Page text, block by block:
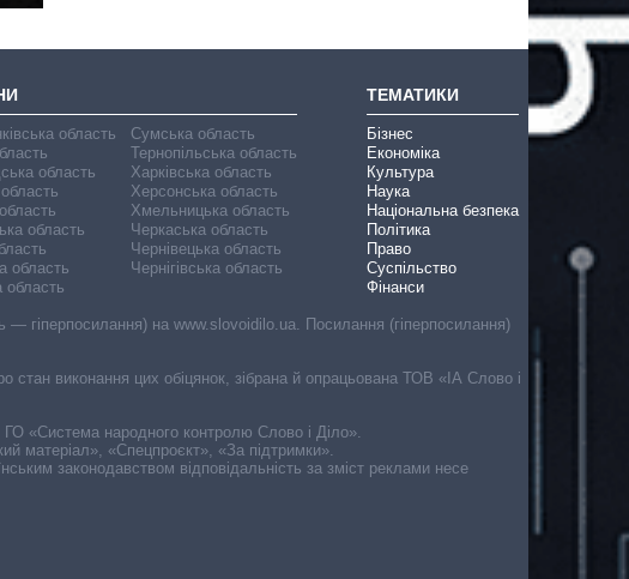
область
область
область
область
область
Сумська область
Тернопільська область
Харківська область
Херсонська область
Хмельницька область
Черкаська область
Чернівецька область
Чернігівська область
ТЕМАТИКИ
Бізнес
Економіка
Культура
Наука
Національна безпека
Політика
Право
Суспільство
Фінанси
— гіперпосилання) на www.slovoidilo.ua. Посилання (гіперпосилання)
стан виконання цих обіцянок, зібрана й опрацьована ТОВ «ІА Слово і
«Система народного контролю Слово і Діло».
матеріал», «Спецпроєкт», «За підтримки».
законодавством відповідальність за зміст реклами несе